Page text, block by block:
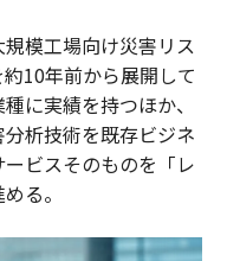
模工場向け災害リス
10年前から展開して
に実績を持つほか、
析技術を既存ビジネ
ビスそのものを「レ
る。